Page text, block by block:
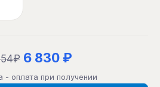
6 830 ₽
- оплата при получении